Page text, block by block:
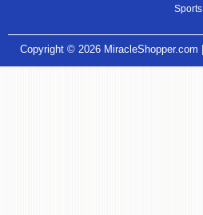
Sports
Copyright © 2026 MiracleShopper.com